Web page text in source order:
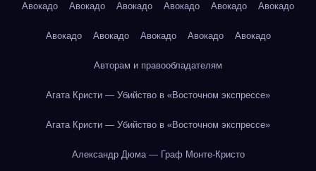
Авокадо Авокадо Авокадо Авокадо Авокадо Авокадо
Авокадо Авокадо Авокадо Авокадо Авокадо
Авторам и правообладателям
Агата Кристи — Убийство в «Восточном экспрессе»
Агата Кристи — Убийство в «Восточном экспрессе»
Александр Дюма — Граф Монте-Кристо